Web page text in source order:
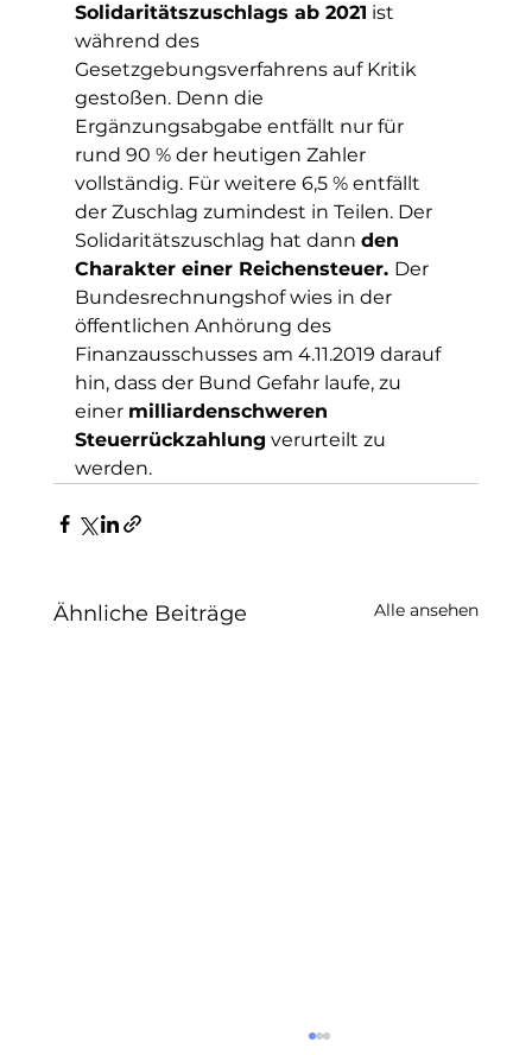
Solidaritätszuschlags ab 2021 ist
während des
Gesetzgebungsverfahrens auf Kritik
gestoßen. Denn die
Ergänzungsabgabe entfällt nur für
rund 90 % der heutigen Zahler
vollständig. Für weitere 6,5 % entfällt
der Zuschlag zumindest in Teilen. Der
Solidaritätszuschlag hat dann den
Charakter einer Reichensteuer. Der
Bundesrechnungshof wies in der
öffentlichen Anhörung des
Finanzausschusses am 4.11.2019 darauf
hin, dass der Bund Gefahr laufe, zu
einer milliardenschweren
Steuerrückzahlung verurteilt zu
werden.
Ähnliche Beiträge Alle ansehen